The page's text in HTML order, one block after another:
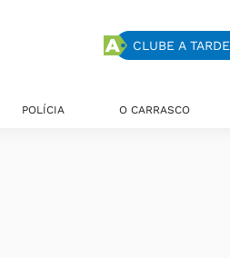
CLUBE A TARDE
POLÍCIA O CARRASCO